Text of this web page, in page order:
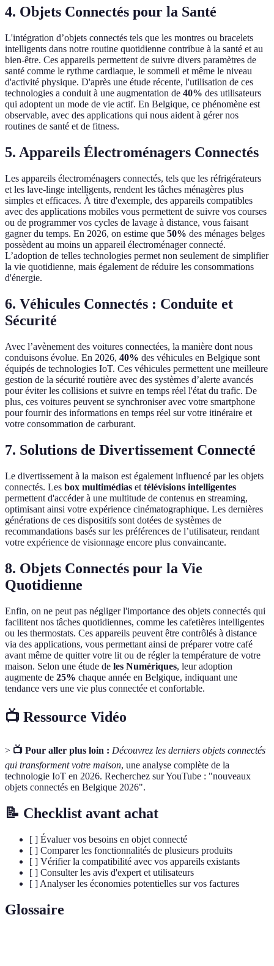
4. Objets Connectés pour la Santé
L'intégration d’objets connectés tels que les montres ou bracelets
intelligents dans notre routine quotidienne contribue à la santé et au
bien-être. Ces appareils permettent de suivre divers paramètres de
santé comme le rythme cardiaque, le sommeil et même le niveau
d'activité physique. D'après une étude récente, l'utilisation de ces
technologies a conduit à une augmentation de 40% des utilisateurs
qui adoptent un mode de vie actif. En Belgique, ce phénomène est
observable, avec des applications qui nous aident à gérer nos
routines de santé et de fitness.
5. Appareils Électroménagers Connectés
Les appareils électroménagers connectés, tels que les réfrigérateurs
et les lave-linge intelligents, rendent les tâches ménagères plus
simples et efficaces. À titre d'exemple, des appareils compatibles
avec des applications mobiles vous permettent de suivre vos courses
ou de programmer vos cycles de lavage à distance, vous faisant
gagner du temps. En 2026, on estime que 50% des ménages belges
possèdent au moins un appareil électroménager connecté.
L’adoption de telles technologies permet non seulement de simplifier
la vie quotidienne, mais également de réduire les consommations
d'énergie.
6. Véhicules Connectés : Conduite et
Sécurité
Avec l’avènement des voitures connectées, la manière dont nous
conduisons évolue. En 2026, 40% des véhicules en Belgique sont
équipés de technologies IoT. Ces véhicules permettent une meilleure
gestion de la sécurité routière avec des systèmes d’alerte avancés
pour éviter les collisions et suivre en temps réel l'état du trafic. De
plus, ces voitures peuvent se synchroniser avec votre smartphone
pour fournir des informations en temps réel sur votre itinéraire et
votre consommation de carburant.
7. Solutions de Divertissement Connecté
Le divertissement à la maison est également influencé par les objets
connectés. Les box multimédias et télévisions intelligentes
permettent d'accéder à une multitude de contenus en streaming,
optimisant ainsi votre expérience cinématographique. Les dernières
générations de ces dispositifs sont dotées de systèmes de
recommandations basés sur les préférences de l’utilisateur, rendant
votre expérience de visionnage encore plus convaincante.
8. Objets Connectés pour la Vie
Quotidienne
Enfin, on ne peut pas négliger l'importance des objets connectés qui
facilitent nos tâches quotidiennes, comme les cafetières intelligentes
ou les thermostats. Ces appareils peuvent être contrôlés à distance
via des applications, vous permettant ainsi de préparer votre café
avant même de quitter votre lit ou de régler la température de votre
maison. Selon une étude de les Numériques, leur adoption
augmente de 25% chaque année en Belgique, indiquant une
tendance vers une vie plus connectée et confortable.
📺 Ressource Vidéo
> 📺 Pour aller plus loin : Découvrez les derniers objets connectés
qui transforment votre maison, une analyse complète de la
technologie IoT en 2026. Recherchez sur YouTube : "nouveaux
objets connectés en Belgique 2026".
📝 Checklist avant achat
[ ] Évaluer vos besoins en objet connecté
[ ] Comparer les fonctionnalités de plusieurs produits
[ ] Vérifier la compatibilité avec vos appareils existants
[ ] Consulter les avis d'expert et utilisateurs
[ ] Analyser les économies potentielles sur vos factures
Glossaire